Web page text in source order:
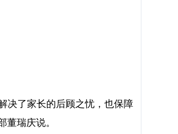
决了家长的后顾之忧，也保障
瑞庆说。